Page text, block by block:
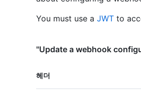
You must use a JWT to
"Update a webhook
헤더
이름,